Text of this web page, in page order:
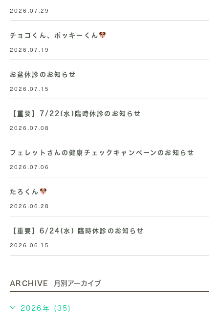
2026.07.29
チョコくん、ポッキーくん
2026.07.19
お盆休診のお知らせ
2026.07.15
【重要】7/22(水)臨時休診のお知らせ
2026.07.08
フェレットさんの健康チェックキャンペーンのお知らせ
2026.07.06
たろくん
2026.06.28
【重要】6/24(水) 臨時休診のお知らせ
2026.06.15
ARCHIVE 月別アーカイブ
2026年 (35)